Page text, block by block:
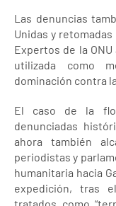
Las denuncias
Unidas y
Expertos de la
utilizada como
dominación contra
El caso de la
denunciadas
ahora también
periodistas y
humanitaria hacia
expedición, tras